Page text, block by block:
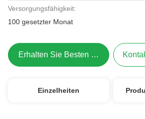
Versorgungsfähigkeit:
100 gesetzter Monat
Erhalten Sie Besten Preis
Einzelheiten